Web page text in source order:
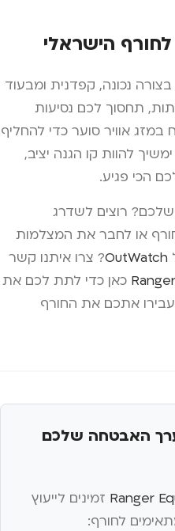
הישראלי
נכונה, קפדנית ומבעוד
תחסוך לכם נסיעות
במזג אוויר סוער כדי להחליף
להוות קו הגנה יציב,
הכי פגיע.
רוצים לשדרג
או לחבר את המצלמות
OutWatch? צרו איתנו קשר
כאן כדי לתת לכם את
אתכם את החורף
האבטחה שלכם
Ranger זמינים לייעוץ
לחורף: